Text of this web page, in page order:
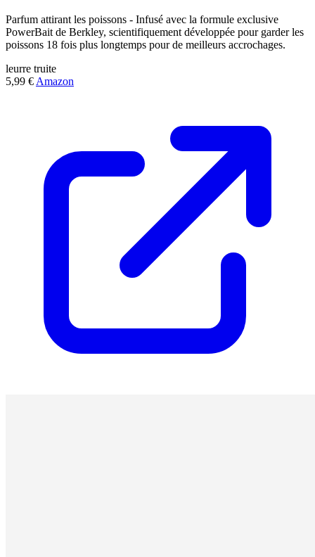
Parfum attirant les poissons - Infusé avec la formule exclusive
PowerBait de Berkley, scientifiquement développée pour garder les
poissons 18 fois plus longtemps pour de meilleurs accrochages.
leurre truite
5,99 € Amazon